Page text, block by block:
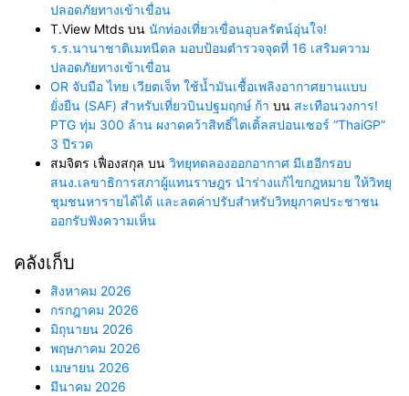
ปลอดภัยทางเข้าเขื่อน
T.View Mtds บน นักท่องเที่ยวเขื่อนอุบลรัตน์อุ่นใจ!
ร.ร.นานาชาติเมทนีดล มอบป้อมตำรวจจุดที่ 16 เสริมความ
ปลอดภัยทางเข้าเขื่อน
OR จับมือ ไทย เวียตเจ็ท ใช้น้ำมันเชื้อเพลิงอากาศยานแบบ
ยั่งยืน (SAF) สำหรับเที่ยวบินปฐมฤกษ์ ก้า บน สะเทือนวงการ!
PTG ทุ่ม 300 ล้าน ผงาดคว้าสิทธิ์ไตเติ้ลสปอนเซอร์ “ThaiGP”
3 ปีรวด
สมจิตร เฟื่องสกุล บน วิทยุทดลองออกอากาศ มีเฮอีกรอบ
สนง.เลขาธิการสภาผู้แทนราษฎร นำร่างแก้ไขกฎหมาย ให้วิทยุ
ชุมชนหารายได้ได้ และลดค่าปรับสำหรับวิทยุภาคประชาชน
ออกรับฟังความเห็น
คลังเก็บ
สิงหาคม 2026
กรกฎาคม 2026
มิถุนายน 2026
พฤษภาคม 2026
เมษายน 2026
มีนาคม 2026